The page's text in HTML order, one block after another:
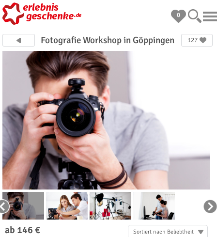
0
Fotografie Workshop in Göppingen 127
ab 146 € Sortiert nach Beliebtheit